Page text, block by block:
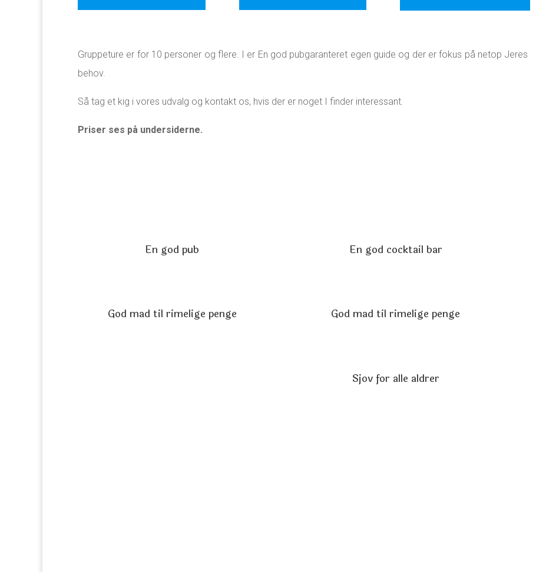
Gruppeture er for 10 personer og flere. I er En god pubgaranteret egen guide og der er fokus på netop Jeres
behov.
Så tag et kig i vores udvalg og kontakt os, hvis der er noget I finder interessant.
Priser ses på undersiderne.
En god pub
God mad til rimelige penge
En god cocktail bar
God mad til rimelige penge
Sjov for alle aldrer